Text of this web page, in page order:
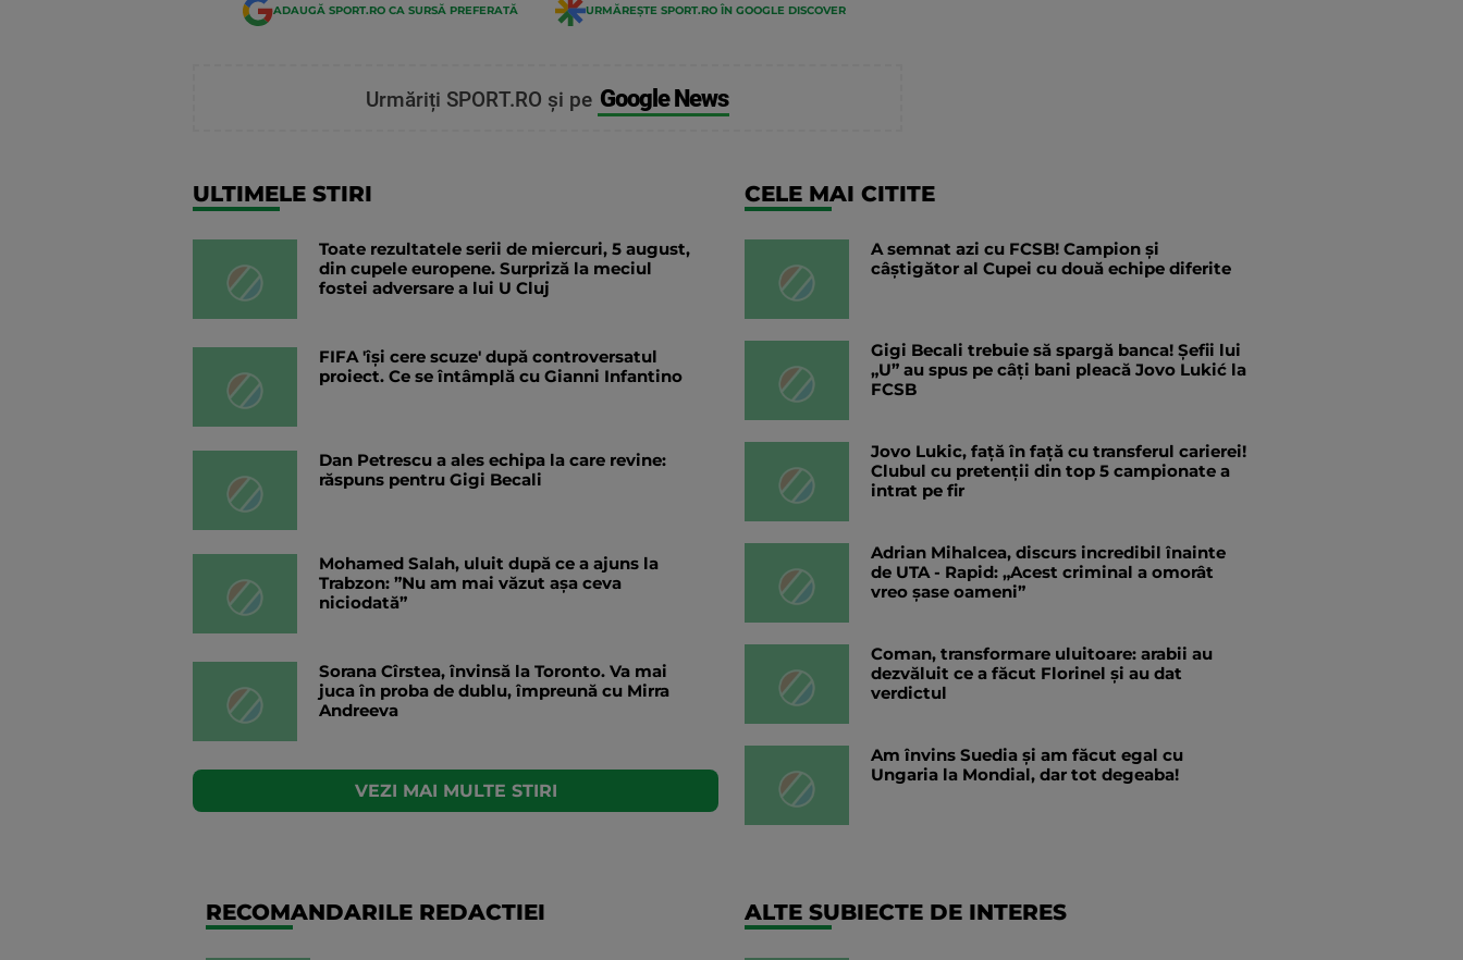
ADAUGĂ SPORT.RO CA SURSĂ PREFERATĂ URMĂREȘTE SPORT.RO ÎN GOOGLE DISCOVER
Urmăriți SPORT.RO și pe Google News
ULTIMELE STIRI
Toate rezultatele serii de miercuri, 5 august,
din cupele europene. Surpriză la meciul
fostei adversare a lui U Cluj
FIFA 'își cere scuze' după controversatul
proiect. Ce se întâmplă cu Gianni Infantino
Dan Petrescu a ales echipa la care revine:
răspuns pentru Gigi Becali
Mohamed Salah, uluit după ce a ajuns la
Trabzon: ”Nu am mai văzut așa ceva
niciodată”
Sorana Cîrstea, învinsă la Toronto. Va mai
juca în proba de dublu, împreună cu Mirra
Andreeva
VEZI MAI MULTE STIRI
CELE MAI CITITE
A semnat azi cu FCSB! Campion și
câștigător al Cupei cu două echipe diferite
Gigi Becali trebuie să spargă banca! Șefii lui
„U” au spus pe câți bani pleacă Jovo Lukić la
FCSB
Jovo Lukic, față în față cu transferul carierei!
Clubul cu pretenții din top 5 campionate a
intrat pe fir
Adrian Mihalcea, discurs incredibil înainte
de UTA - Rapid: „Acest criminal a omorât
vreo șase oameni”
Coman, transformare uluitoare: arabii au
dezvăluit ce a făcut Florinel și au dat
verdictul
Am învins Suedia și am făcut egal cu
Ungaria la Mondial, dar tot degeaba!
RECOMANDARILE REDACTIEI ALTE SUBIECTE DE INTERES